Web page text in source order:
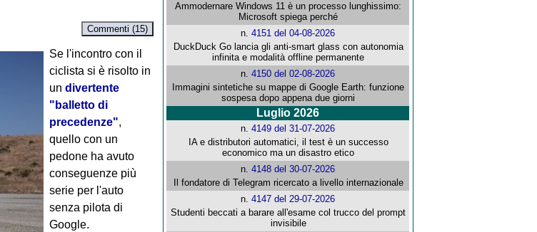
Commenti (15)
Se l'incontro con il
ciclista si è risolto in
un divertente
"balletto di
precedenze",
quello con un
pedone ha avuto
conseguenze più
serie per l'auto
senza pilota di
Google.
Ammodernare Windows 11 è un processo lunghissimo:
Microsoft spiega perché
n.4151 del 04-08-2026
DuckDuck Go lancia gli anti-smart glass con autonomia
infinita e modalità offline permanente
n.4150 del 02-08-2026
Immagini sintetiche su mappe di Google Earth: funzione
sospesa dopo appena due giorni
Luglio 2026
n.4149 del 31-07-2026
IA e distributori automatici, il test è un successo
economico ma un disastro etico
n.4148 del 30-07-2026
Il fondatore di Telegram ricercato a livello internazionale
n.4147 del 29-07-2026
Studenti beccati a barare all'esame col trucco del prompt
invisibile